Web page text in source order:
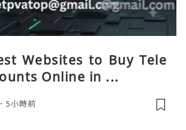
Websites to Buy Tele
Online in ...
5小時前